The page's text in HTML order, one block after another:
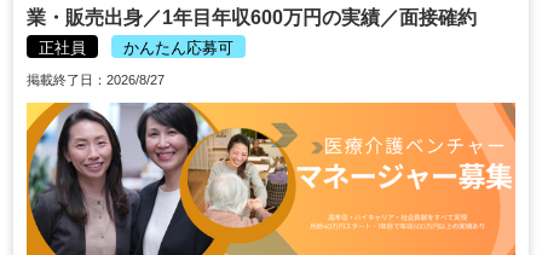
業・販売出身／1年目年収600万円の実績／面接確約
正社員 かんたん応募可
掲載終了日：2026/8/27